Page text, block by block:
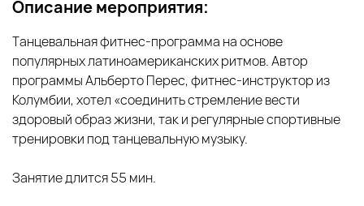
Описание мероприятия:
Танцевальная фитнес-программа на основе
популярных латиноамериканских ритмов. Автор
программы Альберто Перес, фитнес-инструктор из
Колумбии, хотел «соединить стремление вести
здоровый образ жизни, так и регулярные спортивные
тренировки под танцевальную музыку.
Занятие длится 55 мин.